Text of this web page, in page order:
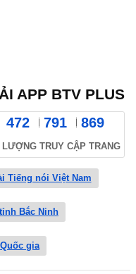
APP BTV PLUS
472 791 869
LƯỢNG TRUY CẬP TRANG
Tiếng nói Việt Nam
Bắc Ninh
gia